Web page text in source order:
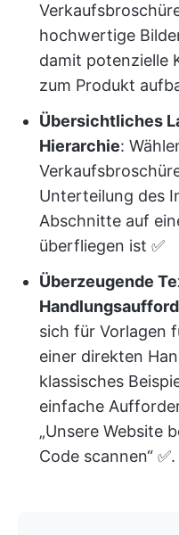
hochwertige
damit potenzielle
zum Produkt
Übersichtliches
Hierarchie:
Unterteilung des
Abschnitte auf
überfliegen ist ✅
Überzeugende
sich für Vorlagen
einer direkten
klassisches
einfache
„Unsere Website
Code scannen“ ✅.